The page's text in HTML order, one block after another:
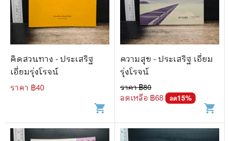
คิดสวนทาง - ประเสริฐ
เอี่ยมรุ่งโรจน์
ราคา ฿40
shopping_cart
ความสุข - ประเสริฐ เอี่ยม
รุ่งโรจน์
ราคา ฿80
ลดเหลือ ฿68 ลด15%
shopping_cart